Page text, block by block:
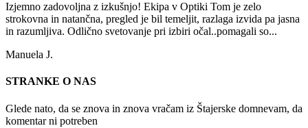
Izjemno zadovoljna z izkušnjo! Ekipa v Optiki Tom je zelo
strokovna in natančna, pregled je bil temeljit, razlaga izvida pa jasna
in razumljiva. Odlično svetovanje pri izbiri očal..pomagali so...
Manuela J.
STRANKE O NAS
Glede nato, da se znova in znova vračam iz Štajerske domnevam, da
komentar ni potreben